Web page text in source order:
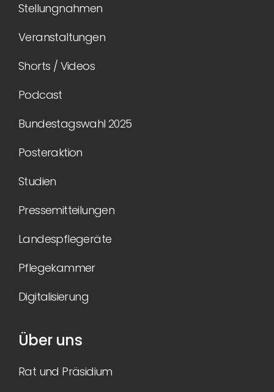
Stellungnahmen
Veranstaltungen
Shorts / Videos
Podcast
Bundestagswahl 2025
Posteraktion
Studien
Pressemitteilungen
Landespflegeräte
Pflegekammer
Digitalisierung
Über uns
Rat und Präsidium